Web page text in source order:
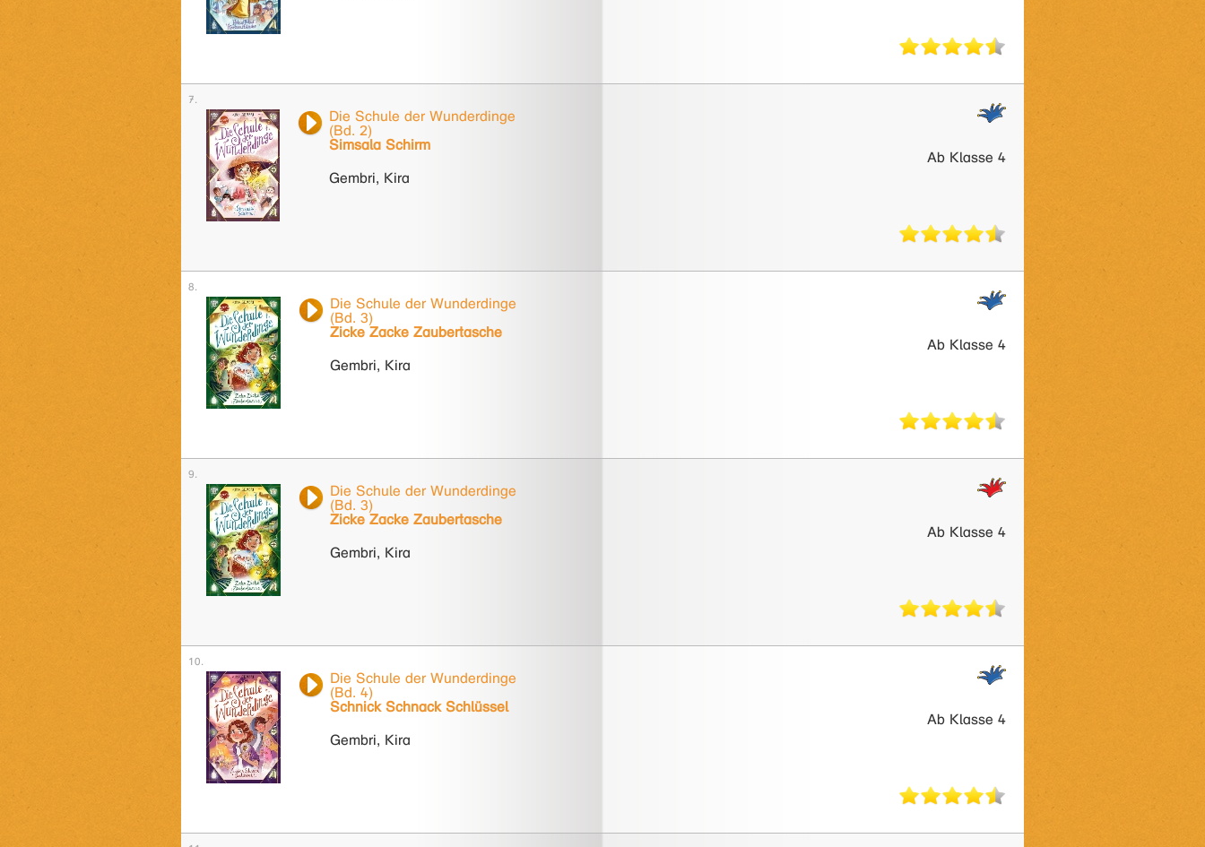
Die Schule der Wunderdinge
(Bd. 2)
Simsala Schirm
Gembri, Kira
Ab Klasse 4
Die Schule der Wunderdinge
(Bd. 3)
Zicke Zacke Zaubertasche
Gembri, Kira
Ab Klasse 4
Die Schule der Wunderdinge
(Bd. 3)
Zicke Zacke Zaubertasche
Gembri, Kira
Ab Klasse 4
Die Schule der Wunderdinge
(Bd. 4)
Schnick Schnack Schlüssel
Gembri, Kira
Ab Klasse 4